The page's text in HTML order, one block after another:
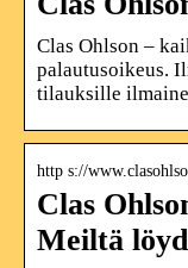
Clas Ohlson –
palautusoikeus.
tilauksille
http s://
Clas
Meiltä